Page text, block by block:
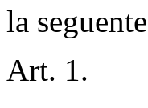
la
Art. 1.